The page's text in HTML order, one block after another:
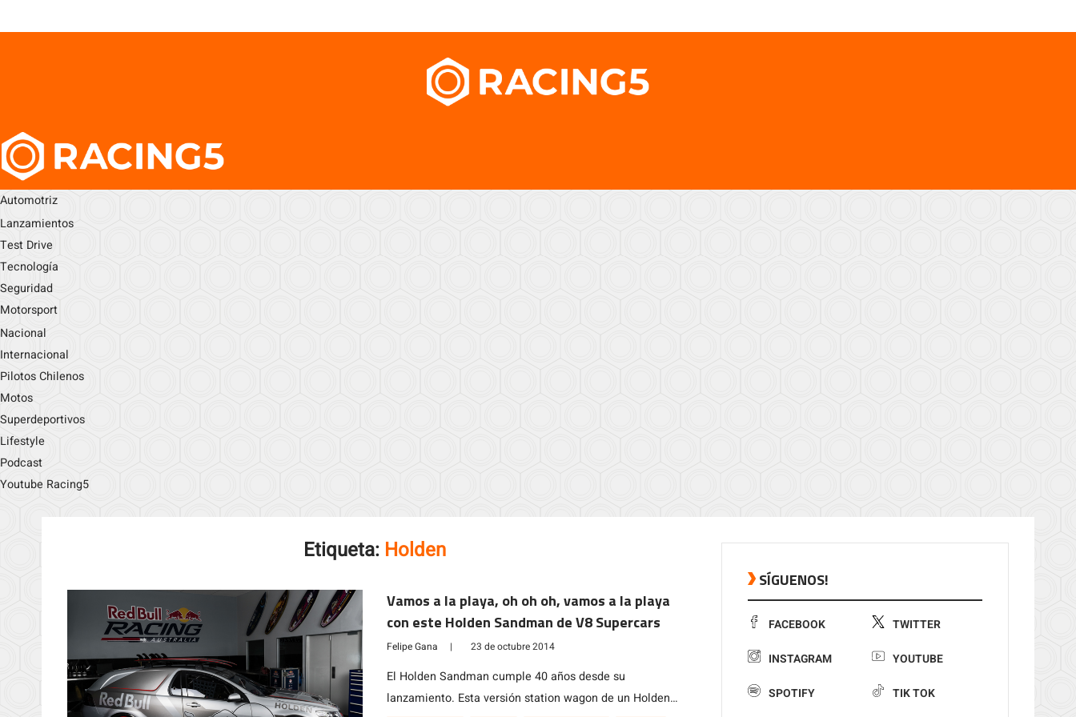
Automotriz
Lanzamientos
Test Drive
Tecnología
Seguridad
Motorsport
Nacional
Internacional
Pilotos Chilenos
Motos
Superdeportivos
Lifestyle
Podcast
Youtube Racing5
Etiqueta: Holden
Vamos a la playa, oh oh oh, vamos a la playa
con este Holden Sandman de V8 Supercars
Felipe Gana | 23 de octubre 2014
El Holden Sandman cumple 40 años desde su
lanzamiento. Esta versión station wagon de un Holden
SÍGUENOS!
FACEBOOK TWITTER
INSTAGRAM YOUTUBE
SPOTIFY TIK TOK